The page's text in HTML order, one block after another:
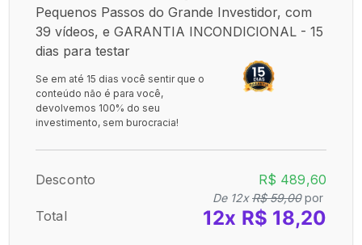
Pequenos Passos do Grande Investidor, com
39 vídeos, e GARANTIA INCONDICIONAL - 15
dias para testar
Se em até 15 dias você sentir que o
conteúdo não é para você,
devolvemos 100% do seu
investimento, sem burocracia!
Desconto R$ 489,60
De 12xR$ 59,00por
Total 12x R$ 18,20